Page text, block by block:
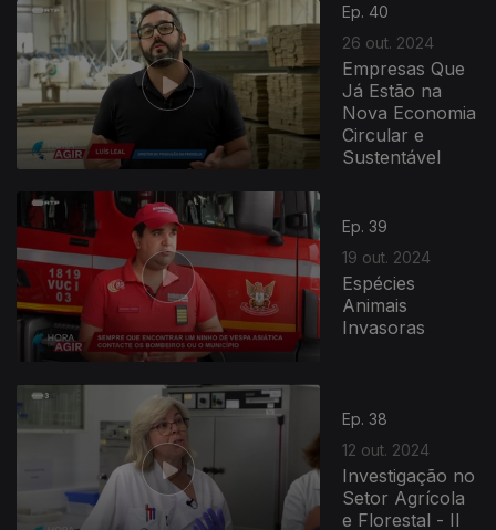
Ep. 40
26 out. 2024
Empresas Que
Já Estão na
Nova Economia
Circular e
Sustentável
Ep. 39
19 out. 2024
Espécies
Animais
Invasoras
Ep. 38
12 out. 2024
Investigação no
Setor Agrícola
e Florestal - II
800837